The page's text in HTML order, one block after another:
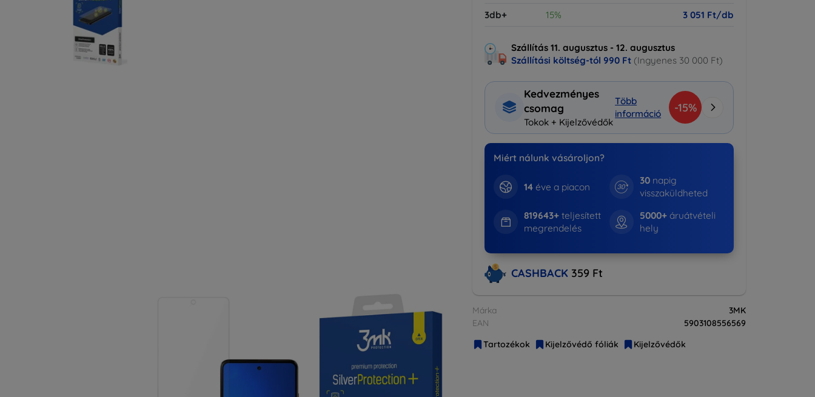
3db+
15% 3 051 Ft/db
Szállítás 11. augusztus - 12. augusztus
Szállítási költség-tól 990 Ft (Ingyenes 30 000 Ft)
Kedvezményes
csomag
Tokok + Kijelzővédők
Több
információ
-15%
Miért nálunk vásároljon?
14éve a piacon
30napig
visszaküldheted
819643+teljesített
megrendelés
5000+áruátvételi
hely
CASHBACK 359 Ft
Márka
3MK
EAN
5903108556569
Tartozékok
Kijelzővédő fóliák Kijelzővédők